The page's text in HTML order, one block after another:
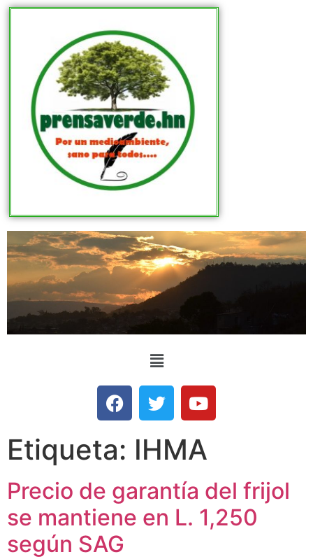
Etiqueta: IHMA
Precio de garantía del frijol
se mantiene en L. 1,250
según SAG